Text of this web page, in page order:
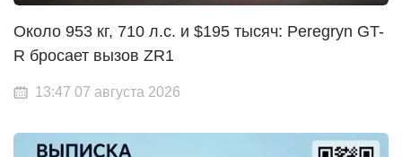
Около 953 кг, 710 л.с. и $195 тысяч: Peregryn GT-
R бросает вызов ZR1
13:47 07 августа 2026